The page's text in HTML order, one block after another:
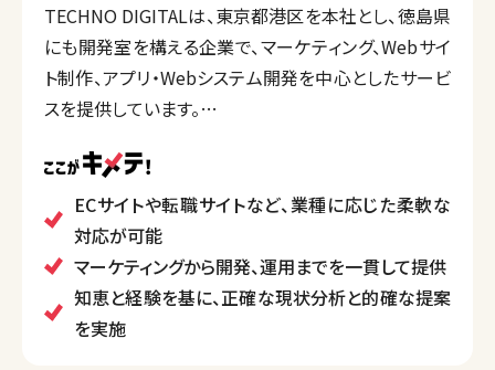
TECHNO DIGITALは、東京都港区を本社とし、徳島県
にも開発室を構える企業で、マーケティング、Webサイ
ト制作、アプリ・Webシステム開発を中心としたサービ
スを提供しています。
使し、クライアントのビジネスを成功へ導くことを目指
しています。
特にECサイトの構築やキャリア転職サイトの開発など、
多岐にわたる業種への対応力を持ち、AWSなど先端技
術を活用したプロダクト開発も手掛けています。
ECサイトや転職サイトなど、業種に応じた柔軟な
対応が可能
マーケティングから開発、運用までを一貫して提供
知恵と経験を基に、正確な現状分析と的確な提案
を実施